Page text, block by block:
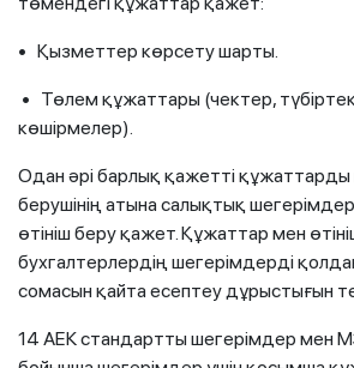
• Қызметтер көрсету шарты.
• Төлем құжаттары (чектер,
көшірмелер).
Одан әрі барлық қажетті құжаттарды
берушінің атына салықтық
өтініш беру қажет. Құжаттар мен
бухгалтерлердің шегерімдерді
сомасын қайта есептеу дұрыстығын
14 АЕК стандартты шегерімдер